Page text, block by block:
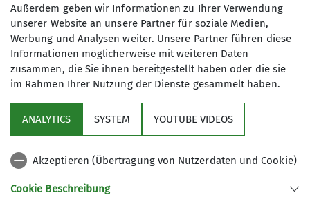
mehr erfahren
DAV Koblenz Eifel Familiengruppe Hochtourengruppe
Hunsrück Inklusionsgruppe Jugendgruppen
Jugendtouren Kanu Klettergruppe Albatros Klettern
Radtour Skisport Taunus Teufelsley
Tourenberichte
Außerdem geben wir Informationen zu Ihrer Verwendung
unserer Website an unsere Partner für soziale Medien,
Werbung und Analysen weiter. Unsere Partner führen diese
Informationen möglicherweise mit weiteren Daten
zusammen, die Sie ihnen bereitgestellt haben oder die sie
im Rahmen Ihrer Nutzung der Dienste gesammelt haben.
ANALYTICS SYSTEM YOUTUBE VIDEOS
Akzeptieren (Übertragung von Nutzerdaten und Cookie)
Cookie Beschreibung